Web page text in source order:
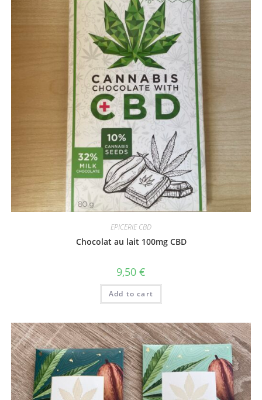
EPICERIE CBD
Chocolat au lait 100mg CBD
9,50 €
Add to cart